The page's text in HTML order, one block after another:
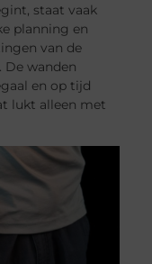
staat vaak
planning en
van de
De wanden
en op tijd
lukt alleen met